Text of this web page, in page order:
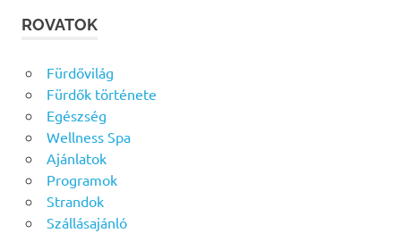
ROVATOK
Fürdővilág
Fürdők története
Egészség
Wellness Spa
Ajánlatok
Programok
Strandok
Szállásajánló